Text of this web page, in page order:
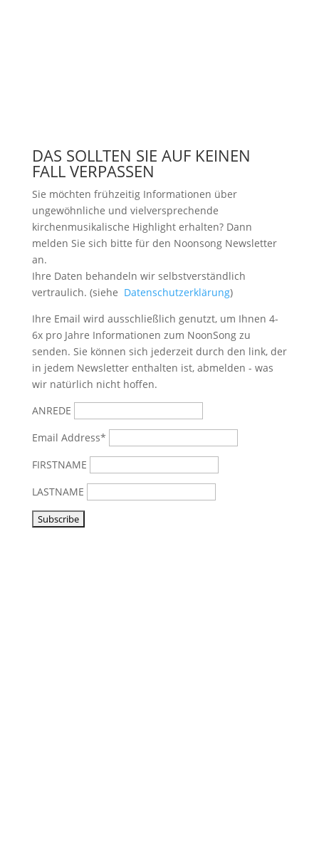
DAS SOLLTEN SIE AUF KEINEN
FALL VERPASSEN
Sie möchten frühzeitig Informationen über
ungewöhnliche und vielversprechende
kirchenmusikalische Highlight erhalten? Dann
melden Sie sich bitte für den Noonsong Newsletter
an.
Ihre Daten behandeln wir selbstverständlich
vertraulich. (siehe Datenschutzerklärung)
Ihre Email wird ausschließlich genutzt, um Ihnen 4-
6x pro Jahre Informationen zum NoonSong zu
senden. Sie können sich jederzeit durch den link, der
in jedem Newsletter enthalten ist, abmelden - was
wir natürlich nicht hoffen.
ANREDE
Email Address*
FIRSTNAME
LASTNAME